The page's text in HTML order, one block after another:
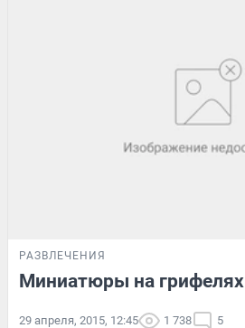
РАЗВЛЕЧЕНИЯ
Миниатюры на
29 апреля, 2015, 12:45 1 738 5